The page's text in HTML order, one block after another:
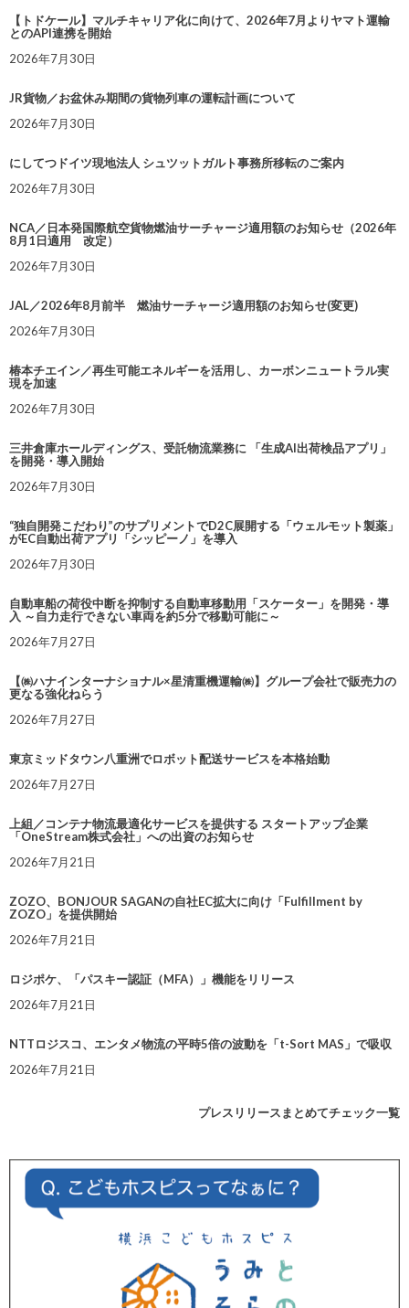
【トドケール】マルチキャリア化に向けて、2026年7月よりヤマト運輸
とのAPI連携を開始
2026年7月30日
JR貨物／お盆休み期間の貨物列車の運転計画について
2026年7月30日
にしてつドイツ現地法人 シュツットガルト事務所移転のご案内
2026年7月30日
NCA／日本発国際航空貨物燃油サーチャージ適用額のお知らせ（2026年
8月1日適用 改定）
2026年7月30日
JAL／2026年8月前半 燃油サーチャージ適用額のお知らせ(変更)
2026年7月30日
椿本チエイン／再生可能エネルギーを活用し、カーボンニュートラル実
現を加速
2026年7月30日
三井倉庫ホールディングス、受託物流業務に 「生成AI出荷検品アプリ」
を開発・導入開始
2026年7月30日
“独自開発こだわり”のサプリメントでD2C展開する「ウェルモット製薬」
がEC自動出荷アプリ「シッピーノ」を導入
2026年7月30日
自動車船の荷役中断を抑制する自動車移動用「スケーター」を開発・導
入 ～自力走行できない車両を約5分で移動可能に～
2026年7月27日
【㈱ハナインターナショナル×星清重機運輸㈱】グループ会社で販売力の
更なる強化ねらう
2026年7月27日
東京ミッドタウン八重洲でロボット配送サービスを本格始動
2026年7月27日
上組／コンテナ物流最適化サービスを提供する スタートアップ企業
「OneStream株式会社」への出資のお知らせ
2026年7月21日
ZOZO、BONJOUR SAGANの自社EC拡大に向け「Fulfillment by
ZOZO」を提供開始
2026年7月21日
ロジポケ、「パスキー認証（MFA）」機能をリリース
2026年7月21日
NTTロジスコ、エンタメ物流の平時5倍の波動を「t-Sort MAS」で吸収
2026年7月21日
プレスリリースまとめてチェック一覧